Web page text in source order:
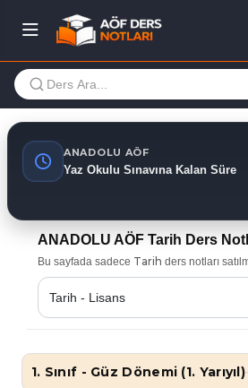
ANADOLU AÖF
Yaz Okulu Sınavına Kalan Süre
ANADOLU AÖF Tarih Ders
Bu sayfada sadece Tarih ders notları
1. Sınıf - Güz Dönemi (1. Yarıyıl)